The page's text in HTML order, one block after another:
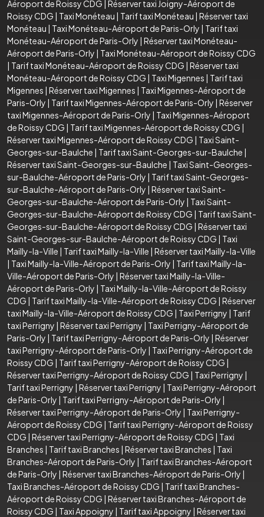
Aéroport de Roissy CDG | Réserver taxi Joigny-Aéroport de
Roissy CDG | Taxi Monéteau | Tarif taxi Monéteau | Réserver taxi
Monéteau | Taxi Monéteau-Aéroport de Paris-Orly | Tarif taxi
Monéteau-Aéroport de Paris-Orly | Réserver taxi Monéteau-
Aéroport de Paris-Orly | Taxi Monéteau-Aéroport de Roissy CDG
| Tarif taxi Monéteau-Aéroport de Roissy CDG | Réserver taxi
Monéteau-Aéroport de Roissy CDG | Taxi Migennes | Tarif taxi
Migennes | Réserver taxi Migennes | Taxi Migennes-Aéroport de
Paris-Orly | Tarif taxi Migennes-Aéroport de Paris-Orly | Réserver
taxi Migennes-Aéroport de Paris-Orly | Taxi Migennes-Aéroport
de Roissy CDG | Tarif taxi Migennes-Aéroport de Roissy CDG |
Réserver taxi Migennes-Aéroport de Roissy CDG | Taxi Saint-
Georges-sur-Baulche | Tarif taxi Saint-Georges-sur-Baulche |
Réserver taxi Saint-Georges-sur-Baulche | Taxi Saint-Georges-
sur-Baulche-Aéroport de Paris-Orly | Tarif taxi Saint-Georges-
sur-Baulche-Aéroport de Paris-Orly | Réserver taxi Saint-
Georges-sur-Baulche-Aéroport de Paris-Orly | Taxi Saint-
Georges-sur-Baulche-Aéroport de Roissy CDG | Tarif taxi Saint-
Georges-sur-Baulche-Aéroport de Roissy CDG | Réserver taxi
Saint-Georges-sur-Baulche-Aéroport de Roissy CDG | Taxi
Mailly-la-Ville | Tarif taxi Mailly-la-Ville | Réserver taxi Mailly-la-Ville
| Taxi Mailly-la-Ville-Aéroport de Paris-Orly | Tarif taxi Mailly-la-
Ville-Aéroport de Paris-Orly | Réserver taxi Mailly-la-Ville-
Aéroport de Paris-Orly | Taxi Mailly-la-Ville-Aéroport de Roissy
CDG | Tarif taxi Mailly-la-Ville-Aéroport de Roissy CDG | Réserver
taxi Mailly-la-Ville-Aéroport de Roissy CDG | Taxi Perrigny | Tarif
taxi Perrigny | Réserver taxi Perrigny | Taxi Perrigny-Aéroport de
Paris-Orly | Tarif taxi Perrigny-Aéroport de Paris-Orly | Réserver
taxi Perrigny-Aéroport de Paris-Orly | Taxi Perrigny-Aéroport de
Roissy CDG | Tarif taxi Perrigny-Aéroport de Roissy CDG |
Réserver taxi Perrigny-Aéroport de Roissy CDG | Taxi Perrigny |
Tarif taxi Perrigny | Réserver taxi Perrigny | Taxi Perrigny-Aéroport
de Paris-Orly | Tarif taxi Perrigny-Aéroport de Paris-Orly |
Réserver taxi Perrigny-Aéroport de Paris-Orly | Taxi Perrigny-
Aéroport de Roissy CDG | Tarif taxi Perrigny-Aéroport de Roissy
CDG | Réserver taxi Perrigny-Aéroport de Roissy CDG | Taxi
Branches | Tarif taxi Branches | Réserver taxi Branches | Taxi
Branches-Aéroport de Paris-Orly | Tarif taxi Branches-Aéroport
de Paris-Orly | Réserver taxi Branches-Aéroport de Paris-Orly |
Taxi Branches-Aéroport de Roissy CDG | Tarif taxi Branches-
Aéroport de Roissy CDG | Réserver taxi Branches-Aéroport de
Roissy CDG | Taxi Appoigny | Tarif taxi Appoigny | Réserver taxi